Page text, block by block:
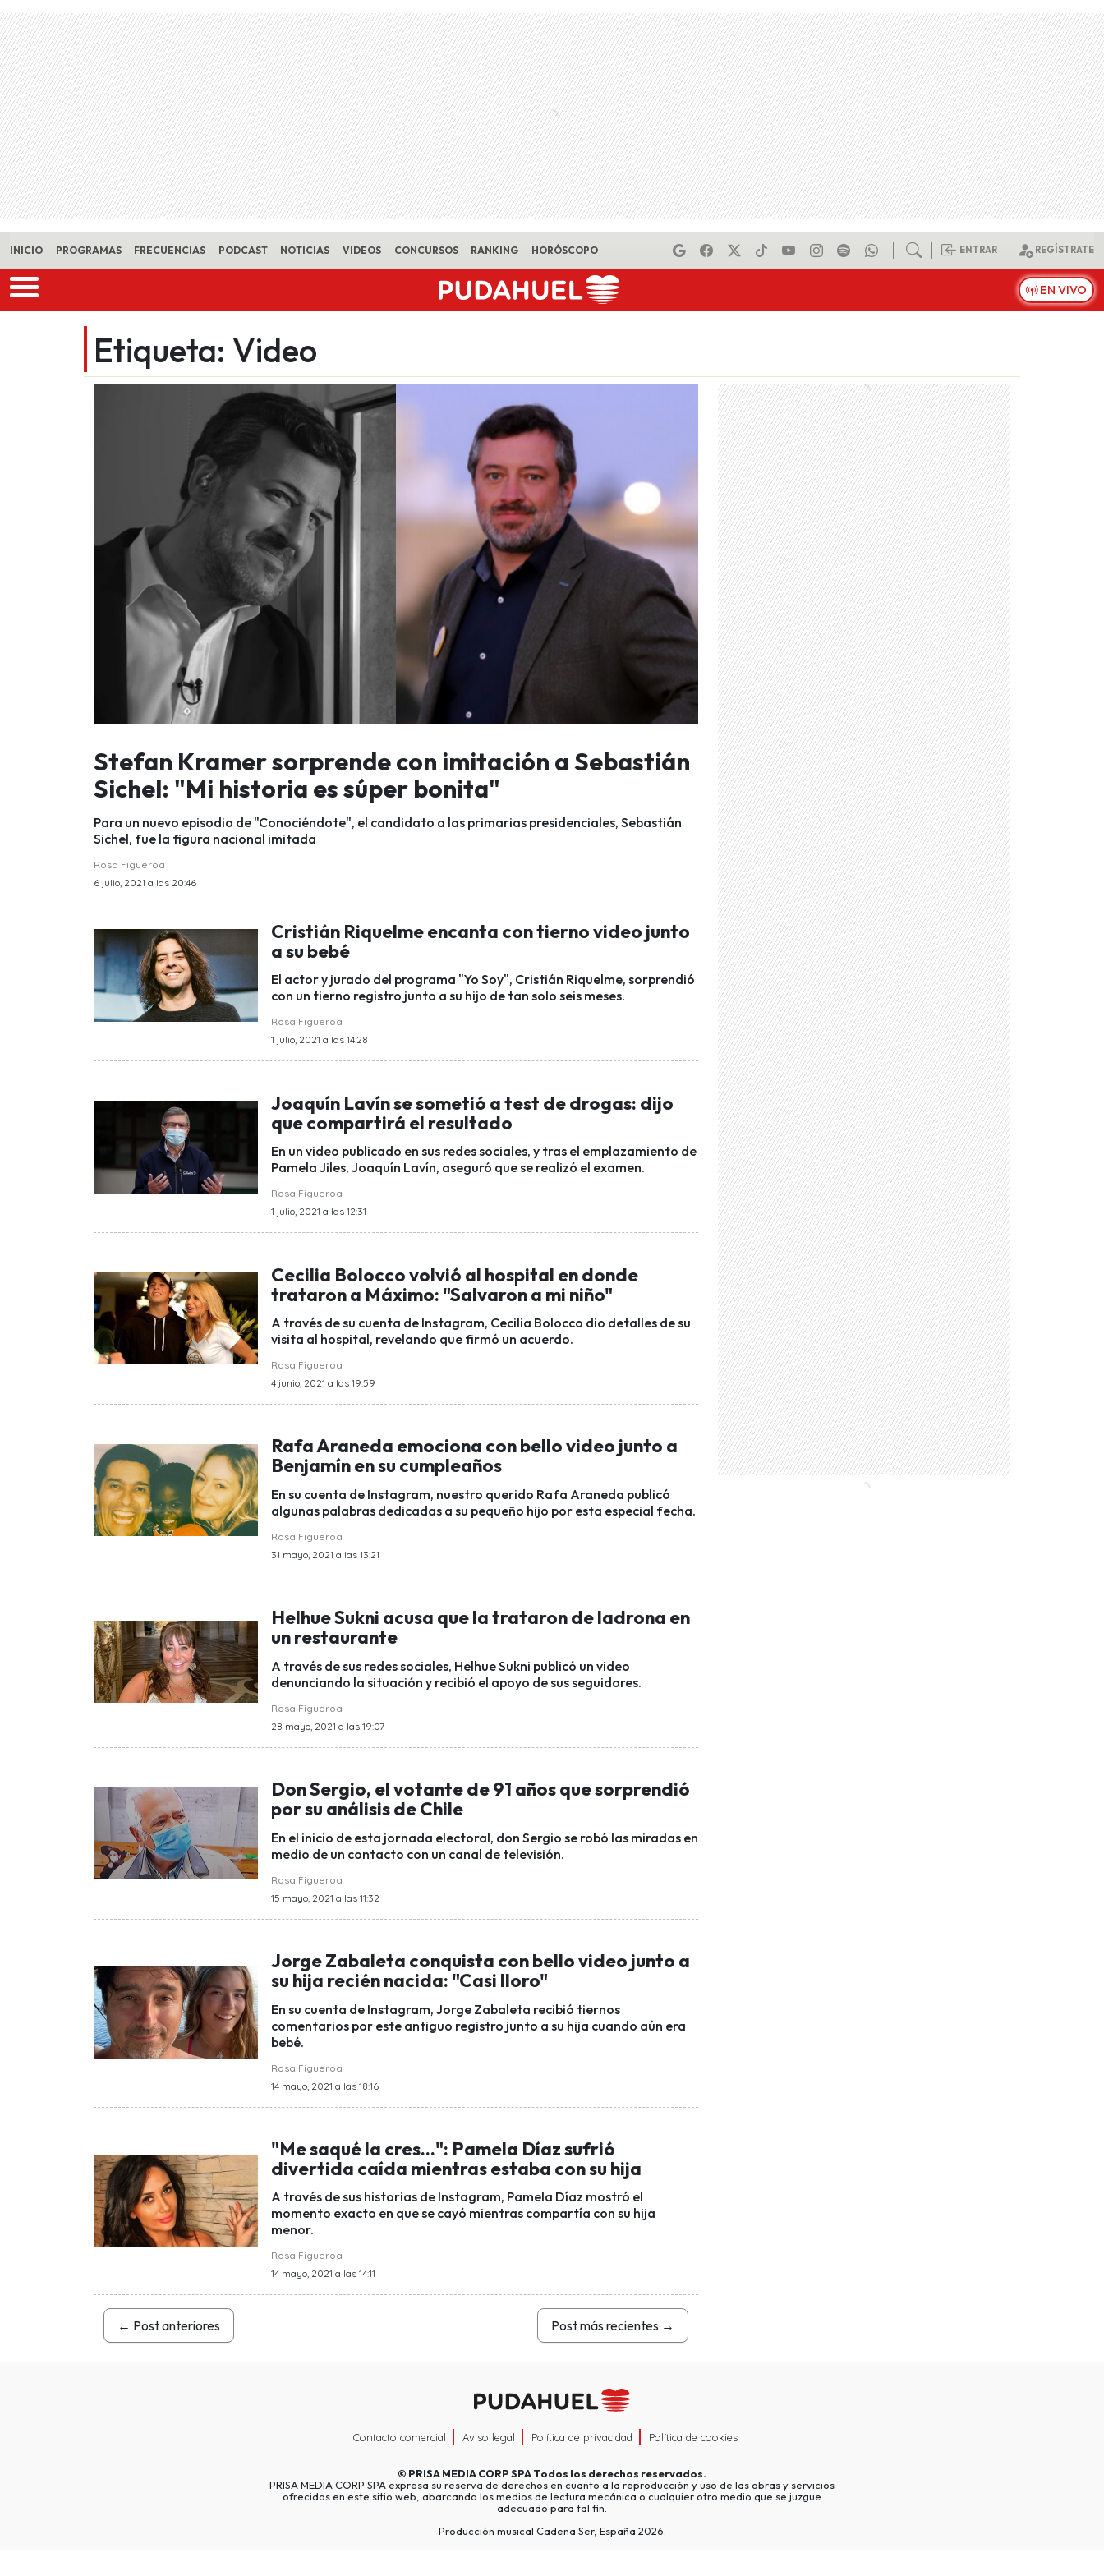
Skip to main content
INICIO PROGRAMAS FRECUENCIAS PODCAST NOTICIAS VIDEOS CONCURSOS RANKING HORÓSCOPO ENTRAR REGÍSTRATE
EN VIVO
Etiqueta: Video
Stefan Kramer sorprende con imitación a Sebastián
Sichel: "Mi historia es súper bonita"
Para un nuevo episodio de "Conociéndote", el candidato a las primarias presidenciales, Sebastián
Sichel, fue la figura nacional imitada
Rosa Figueroa
6 julio, 2021 a las 20:46
Cristián Riquelme encanta con tierno video junto
a su bebé
El actor y jurado del programa "Yo Soy", Cristián Riquelme, sorprendió
con un tierno registro junto a su hijo de tan solo seis meses.
Rosa Figueroa
1 julio, 2021 a las 14:28
Joaquín Lavín se sometió a test de drogas: dijo
que compartirá el resultado
En un video publicado en sus redes sociales, y tras el emplazamiento de
Pamela Jiles, Joaquín Lavín, aseguró que se realizó el examen.
Rosa Figueroa
1 julio, 2021 a las 12:31
Cecilia Bolocco volvió al hospital en donde
trataron a Máximo: "Salvaron a mi niño"
A través de su cuenta de Instagram, Cecilia Bolocco dio detalles de su
visita al hospital, revelando que firmó un acuerdo.
Rosa Figueroa
4 junio, 2021 a las 19:59
Rafa Araneda emociona con bello video junto a
Benjamín en su cumpleaños
En su cuenta de Instagram, nuestro querido Rafa Araneda publicó
algunas palabras dedicadas a su pequeño hijo por esta especial fecha.
Rosa Figueroa
31 mayo, 2021 a las 13:21
Helhue Sukni acusa que la trataron de ladrona en
un restaurante
A través de sus redes sociales, Helhue Sukni publicó un video
denunciando la situación y recibió el apoyo de sus seguidores.
Rosa Figueroa
28 mayo, 2021 a las 19:07
Don Sergio, el votante de 91 años que sorprendió
por su análisis de Chile
En el inicio de esta jornada electoral, don Sergio se robó las miradas en
medio de un contacto con un canal de televisión.
Rosa Figueroa
15 mayo, 2021 a las 11:32
Jorge Zabaleta conquista con bello video junto a
su hija recién nacida: "Casi lloro"
En su cuenta de Instagram, Jorge Zabaleta recibió tiernos
comentarios por este antiguo registro junto a su hija cuando aún era
bebé.
Rosa Figueroa
14 mayo, 2021 a las 18:16
"Me saqué la cres...": Pamela Díaz sufrió
divertida caída mientras estaba con su hija
A través de sus historias de Instagram, Pamela Díaz mostró el
momento exacto en que se cayó mientras compartía con su hija
menor.
Rosa Figueroa
14 mayo, 2021 a las 14:11
← Post anteriores Post más recientes →
Contacto comercial Aviso legal Política de privacidad Política de cookies
© PRISA MEDIA CORP SPATodos los derechos reservados.
PRISA MEDIA CORP SPA expresa su reserva de derechos en cuanto a la reproducción y uso de las obras y servicios
ofrecidos en este sitio web, abarcando los medios de lectura mecánica o cualquier otro medio que se juzgue
adecuado para tal fin.
Producción musical Cadena Ser, España 2026.